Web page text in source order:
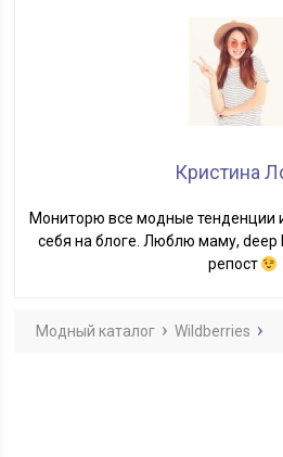
Кристина
Мониторю все модные тенденции
себя на блоге. Люблю маму, deep
репост
Модный каталог Wildberries